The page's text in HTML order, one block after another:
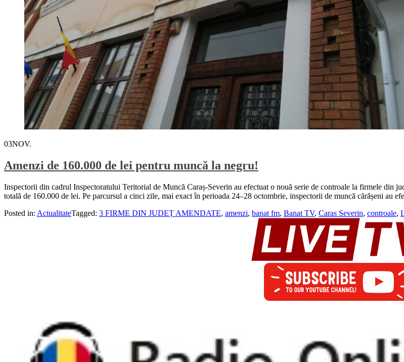
03NOV.
Amenzi de 160.000 de lei pentru muncă la negru!
Inspectorii din cadrul Inspectoratului Teritorial de Muncă Caraș-Severin au efectuat o nouă serie de controale la firmele din
totală de 160.000 de lei. Pe parcursul a cinci zile, mai exact în perioada 24–28 octombrie, inspectorii de muncă cărășeni au
Posted in: ActualitateTagged: 3 FIRME DIN JUDEȚ AMENDATE, amenzi, banat fm, Banat TV, Caras Severin, controale,